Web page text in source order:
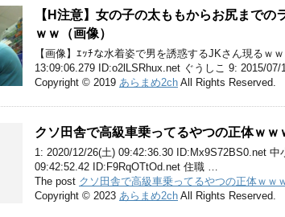
【H注意】女の子の太ももからお尻までの
ｗｗ（画像）
【画像】ｴｯﾁな水着姿で男を誘惑するJKさん現るｗ
13:09:06.279 ID:o2lLSRhux.net ぐうしこ 9: 2015/
Copyright © 2019 あらまめ2ch All Rights Reserved.
クソ田舎で高級車乗ってるやつの正体ｗｗ
1: 2020/12/26(土) 09:42:36.30 ID:Mx9S72BS0.net 中
09:42:52.42 ID:F9RqOTtOd.net 住職 …
The post クソ田舎で高級車乗ってるやつの正体ｗｗ
Copyright © 2023 あらまめ2ch All Rights Reserved.